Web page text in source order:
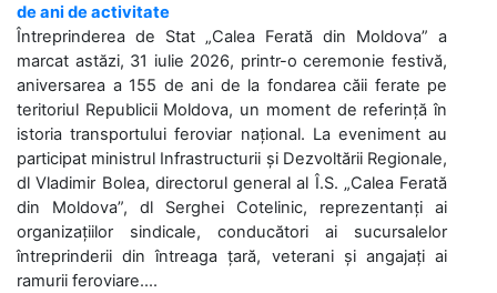
de ani de activitate
Întreprinderea de Stat „Calea Ferată din Moldova” a
marcat astăzi, 31 iulie 2026, printr-o ceremonie festivă,
aniversarea a 155 de ani de la fondarea căii ferate pe
teritoriul Republicii Moldova, un moment de referință în
istoria transportului feroviar național. La eveniment au
participat ministrul Infrastructurii și Dezvoltării Regionale,
dl Vladimir Bolea, directorul general al Î.S. „Calea Ferată
din Moldova”, dl Serghei Cotelinic, reprezentanți ai
organizațiilor sindicale, conducători ai sucursalelor
întreprinderii din întreaga țară, veterani și angajați ai
ramurii feroviare....